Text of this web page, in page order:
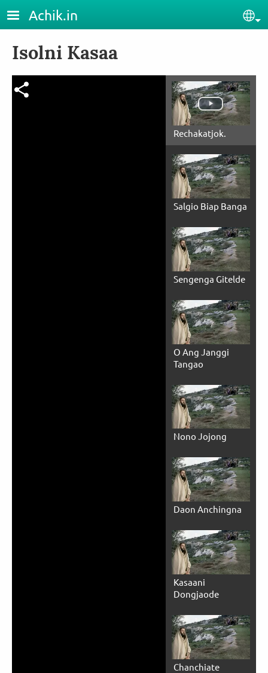
Skip to main content
Achik.in
Isolni Kasaa
Rechakatjok.
Salgio Biap Banga
Sengenga Gitelde
O Ang Janggi
Tangao
Nono Jojong
Daon Anchingna
Kasaani
Dongjaode
Chanchiate